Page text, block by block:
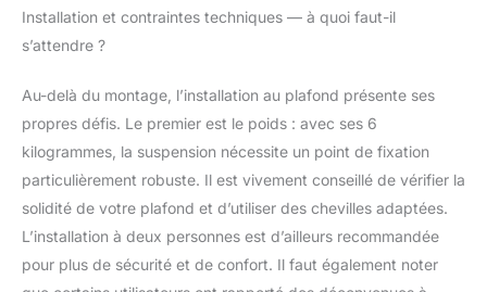
Installation et contraintes techniques — à quoi faut-il
s’attendre ?
Au-delà du montage, l’installation au plafond présente ses
propres défis. Le premier est le poids : avec ses 6
kilogrammes, la suspension nécessite un point de fixation
particulièrement robuste. Il est vivement conseillé de vérifier la
solidité de votre plafond et d’utiliser des chevilles adaptées.
L’installation à deux personnes est d’ailleurs recommandée
pour plus de sécurité et de confort. Il faut également noter